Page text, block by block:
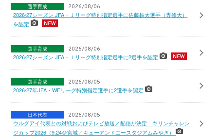
選手育成 2026/08/06
2026/27シーズン JFA・Ｊリーグ特別指定選手に佐藤柚太選手（専修大）
を認定
選手育成 2026/08/06
2026/27シーズン JFA・Ｊリーグ特別指定選手に2選手を認定
選手育成 2026/08/05
2026/27年JFA・WEリーグ特別指定選手に2選手を認定
日本代表 2026/08/05
ウルグアイ代表との対戦およびテレビ放送／配信が決定 キリンチャレン
ジカップ2026（9.24＠宮城／キューアンドエースタジアムみやぎ）